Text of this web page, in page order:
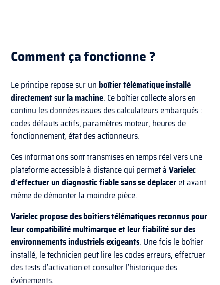
Comment ça fonctionne ?
Le principe repose sur un boîtier télématique installé
directement sur la machine. Ce boîtier collecte alors en
continu les données issues des calculateurs embarqués :
codes défauts actifs, paramètres moteur, heures de
fonctionnement, état des actionneurs.
Ces informations sont transmises en temps réel vers une
plateforme accessible à distance qui permet àVarielec
d’effectuer un diagnostic fiable sans se déplaceret avant
même de démonter la moindre pièce.
Varielec propose des boîtiers télématiques reconnus pour
leur compatibilité multimarque et leur fiabilité sur des
environnements industriels exigeants. Une fois le boîtier
installé, le technicien peut lire les codes erreurs, effectuer
des tests d’activation et consulter l’historique des
événements.